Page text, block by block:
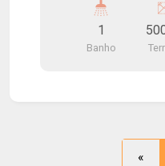
empresas de diversas
1
Banho
«